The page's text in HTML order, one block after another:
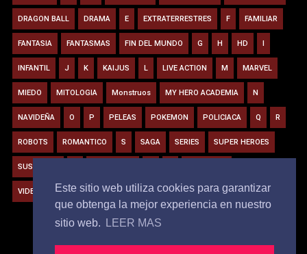
Este sitio web utiliza cookies para garantizar
que obtenga la mejor experiencia en nuestro
sitio web.
LEER MAS
DRAGON BALL DRAMA E EXTRATERRESTRES F FAMILIAR
FANTASIA FANTASMAS FIN DEL MUNDO G H HD
INFANTIL J K KAIJUS L LIVE ACTION M MARVEL
MIEDO MITOLOGIA Monstruos MY HERO ACADEMIA N
NAVIDEÑA O P PELEAS POKEMON POLICIACA Q R
ROBOTS ROMANTICO S SAGA SERIES SUPER HEROES
SUSPENSO
VIDEOJUEGOS VIRUS W Y Z ZOMBIE